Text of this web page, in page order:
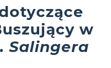
w
Salingera